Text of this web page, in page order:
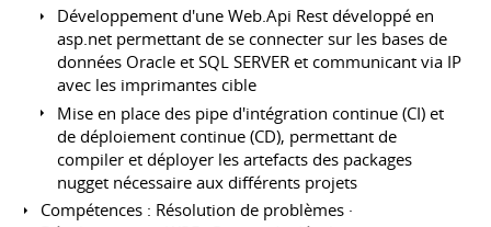
Développement d'une Web.Api Rest développé en
asp.net permettant de se connecter sur les bases de
données Oracle et SQL SERVER et communicant via IP
avec les imprimantes cible
Mise en place des pipe d'intégration continue (CI) et
de déploiement continue (CD), permettant de
compiler et déployer les artefacts des packages
nugget nécessaire aux différents projets
Compétences : Résolution de problèmes ·